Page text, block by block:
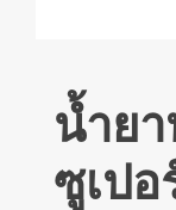
น้ำย
ซูเปอ